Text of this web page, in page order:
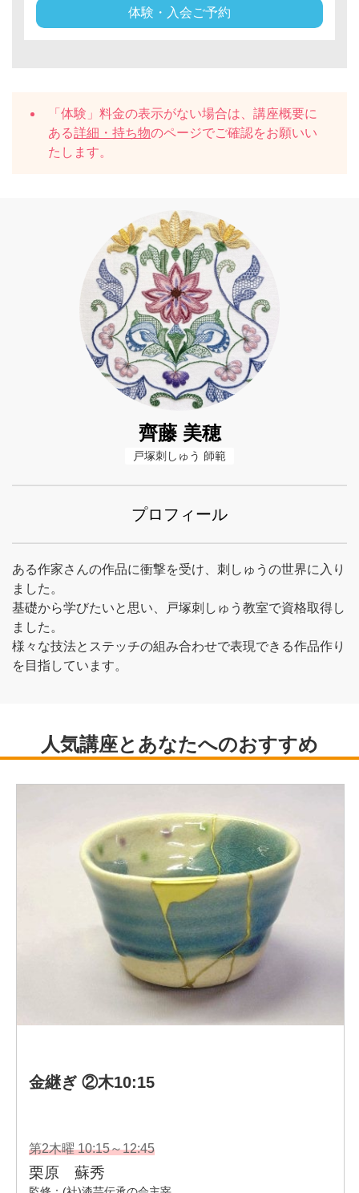
体験・入会ご予約
「体験」料金の表示がない場合は、講座概要に
ある詳細・持ち物のページでご確認をお願いい
たします。
齊藤 美穂
戸塚刺しゅう 師範
プロフィール
ある作家さんの作品に衝撃を受け、刺しゅうの世界に入り
ました。
基礎から学びたいと思い、戸塚刺しゅう教室で資格取得し
ました。
様々な技法とステッチの組み合わせで表現できる作品作り
を目指しています。